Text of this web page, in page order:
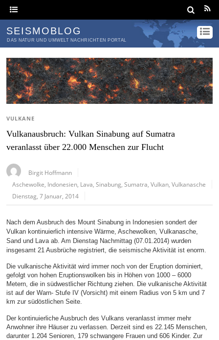
SEISMOBLOG
DAS NATUR UND UMWELT NACHRICHTEN PORTAL
VULKANE
Vulkanausbruch: Vulkan Sinabung auf Sumatra
veranlasst über 22.000 Menschen zur Flucht
Birgit Hoffmann
Aschewolke Indonesien Lava ,Sinabung ,Sumatra ,Vulkan ,Vulkanasche
Dienstag, 7 Januar, 2014
Nach dem Ausbruch des Mount Sinabung in Indonesien sondert der
Vulkan kontinuierlich intensive Wärme, Aschewolken, Vulkanasche,
Sand und Lava ab. Am Dienstag Nachmittag (07.01.2014) wurden
insgesamt 21 Ausbrüche registriert, die seismische Aktivität ist enorm.
Die vulkanische Aktivität wird immer noch von der Eruption dominiert,
gefolgt von hohen Eruptionswolken bis in Höhen von 1000 – 6000
Metern, die in südwestlicher Richtung ziehen. Die vulkanische Aktivität
ist auf der Warn- Stufe IV (Vorsicht) mit einem Radius von 5 km und 7
km zur südöstlichen Seite.
Der kontinuierliche Ausbruch des Vulkans veranlasst immer mehr
Anwohner ihre Häuser zu verlassen. Derzeit sind es 22.145 Menschen,
darunter 1.204 Senioren, 179 schwangere Frauen und 606 Kinder. Zur